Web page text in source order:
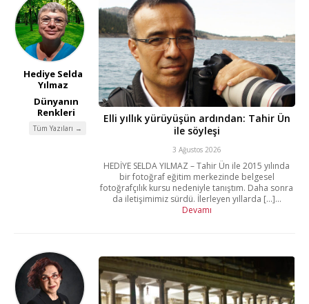
Hediye Selda
Yılmaz
Dünyanın
Renkleri
Tüm Yazıları →
Elli yıllık yürüyüşün ardından: Tahir Ün
ile söyleşi
3 Ağustos 2026
HEDİYE SELDA YILMAZ – Tahir Ün ile 2015 yılında
bir fotoğraf eğitim merkezinde belgesel
fotoğrafçılık kursu nedeniyle tanıştım. Daha sonra
da iletişimimiz sürdü. İlerleyen yıllarda [...]...
Devamı